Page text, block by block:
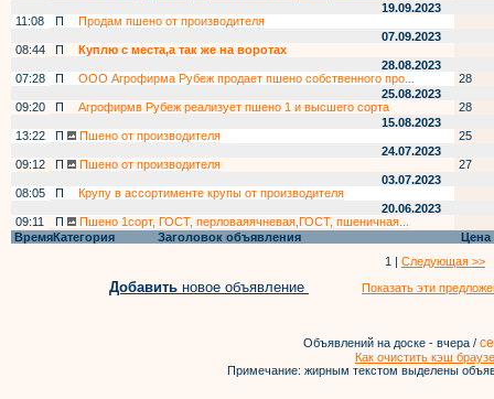
19.09.2023
11:08
П
Продам пшено от производителя
07.09.2023
08:44
П
Куплю с места,а так же на воротах
28.08.2023
07:28
П ООО Агрофирма Рубеж продает пшено собственного про...
28
25.08.2023
09:20
П Агрофирмв Рубеж реализует пшено 1 и высшего сорта
28
15.08.2023
13:22
П Пшено от производителя
25
24.07.2023
09:12
П Пшено от производителя
27
03.07.2023
08:05
П
Крупу в ассортименте крупы от производителя
20.06.2023
09:11
П
Пшено 1сорт, ГОСТ, перловаяячневая,ГОСТ, пшеничная...
ВремяКатегория Заголовок объявления
Цена
1 | Следующая >>
Добавить новое объявление Показать эти
Объявлений на доске - вчера /
Как очистить кэш
Примечание: жирным текстом выделены